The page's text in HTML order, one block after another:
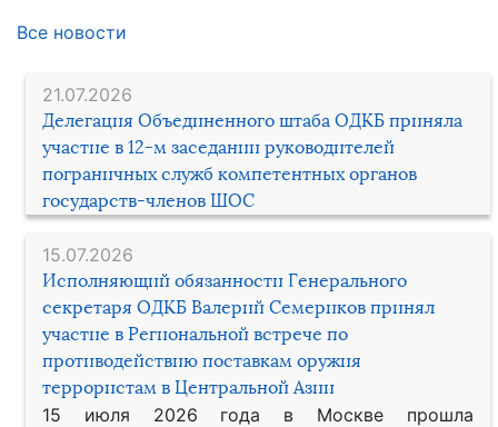
21.07.2026
Делегация Объединенного штаба ОДКБ приняла
участие в 12-м заседании руководителей
пограничных служб компетентных органов
государств-членов ШОС
15.07.2026
Исполняющий обязанности Генерального
секретаря ОДКБ Валерий Семериков принял
участие в Региональной встрече по
противодействию поставкам оружия
террористам в Центральной Азии
15 июля 2026 года в Москве прошла
Все новости